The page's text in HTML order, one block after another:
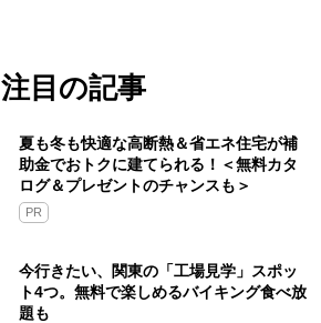
注目の記事
夏も冬も快適な高断熱＆省エネ住宅が補
助金でおトクに建てられる！＜無料カタ
ログ＆プレゼントのチャンスも＞
PR
今行きたい、関東の「工場見学」スポッ
ト4つ。無料で楽しめるバイキング食べ放
題も